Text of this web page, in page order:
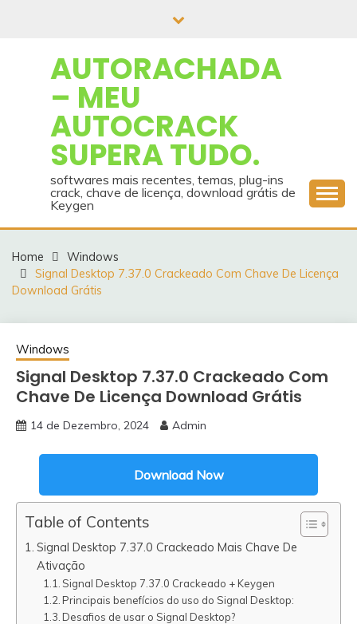
AUTORACHADA
– MEU
AUTOCRACK
SUPERA TUDO.
softwares mais recentes, temas, plug-ins
crack, chave de licença, download grátis de
Keygen
Home
Windows
Signal Desktop 7.37.0 Crackeado Com Chave De Licença
Download Grátis
Windows
Signal Desktop 7.37.0 Crackeado Com
Chave De Licença Download Grátis
14 de Dezembro, 2024 Admin
Download Now
Table of Contents
Signal Desktop 7.37.0 Crackeado Mais Chave De
Ativação
Signal Desktop 7.37.0 Crackeado + Keygen
Principais benefícios do uso do Signal Desktop:
Desafios de usar o Signal Desktop?